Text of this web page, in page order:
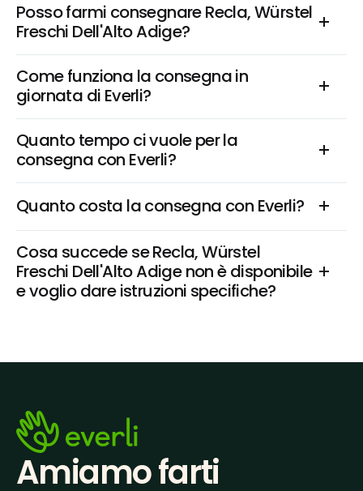
Posso farmi consegnare Recla, Würstel
Freschi Dell'Alto Adige?
Come funziona la consegna in
giornata di Everli?
Quanto tempo ci vuole per la
consegna con Everli?
Quanto costa la consegna con Everli?
Cosa succede se Recla, Würstel
Freschi Dell'Alto Adige non è disponibile
e voglio dare istruzioni specifiche?
Amiamo farti